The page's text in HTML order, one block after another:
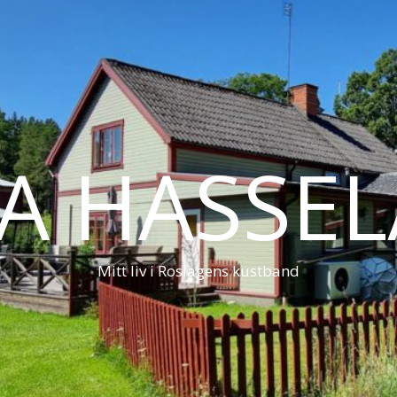
Mitt liv i Roslagens kustband